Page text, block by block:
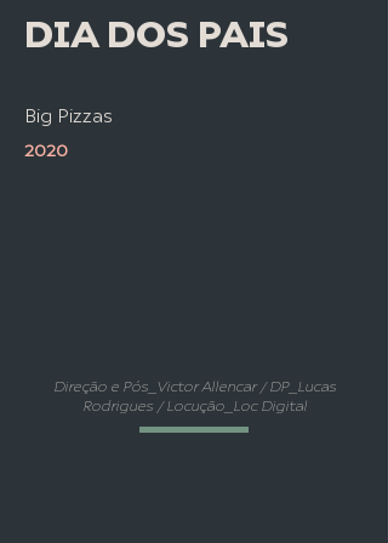
DIA DOS PAIS
Big Pizzas
2020
Direção e Pós_Victor Allencar / DP_Lucas
Rodrigues / Locução_Loc Digital